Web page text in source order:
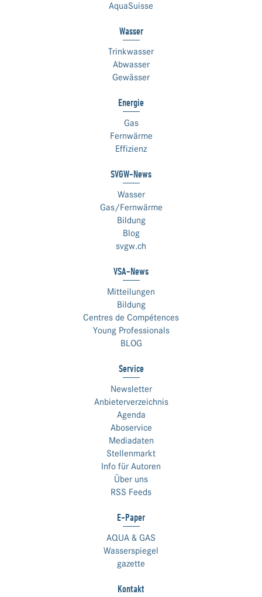
AquaSuisse
Wasser
Trinkwasser
Abwasser
Gewässer
Energie
Gas
Fernwärme
Effizienz
SVGW-News
Wasser
Gas/Fernwärme
Bildung
Blog
svgw.ch
VSA-News
Mitteilungen
Bildung
Centres de Compétences
Young Professionals
BLOG
Service
Newsletter
Anbieterverzeichnis
Agenda
Aboservice
Mediadaten
Stellenmarkt
Info für Autoren
Über uns
RSS Feeds
E-Paper
AQUA & GAS
Wasserspiegel
gazette
Kontakt